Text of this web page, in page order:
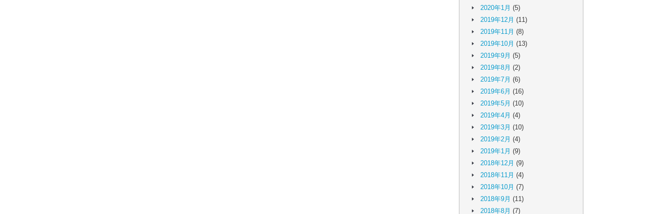
2020年1月 (5)
2019年12月 (11)
2019年11月 (8)
2019年10月 (13)
2019年9月 (5)
2019年8月 (2)
2019年7月 (6)
2019年6月 (16)
2019年5月 (10)
2019年4月 (4)
2019年3月 (10)
2019年2月 (4)
2019年1月 (9)
2018年12月 (9)
2018年11月 (4)
2018年10月 (7)
2018年9月 (11)
2018年8月 (7)